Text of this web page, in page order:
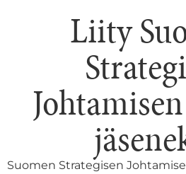
Liity
Suomen Strategisen